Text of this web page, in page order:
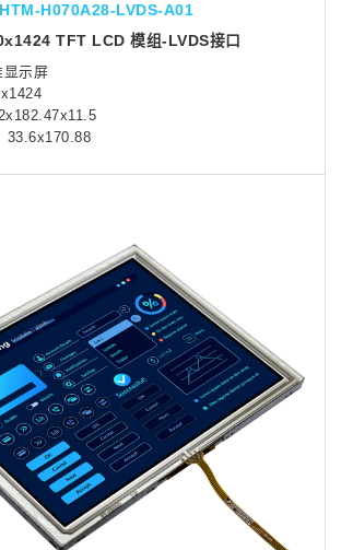
HTM-H070A28-LVDS-A01
TFT LCD 模组-LVDS接口
示屏
33.6x170.88